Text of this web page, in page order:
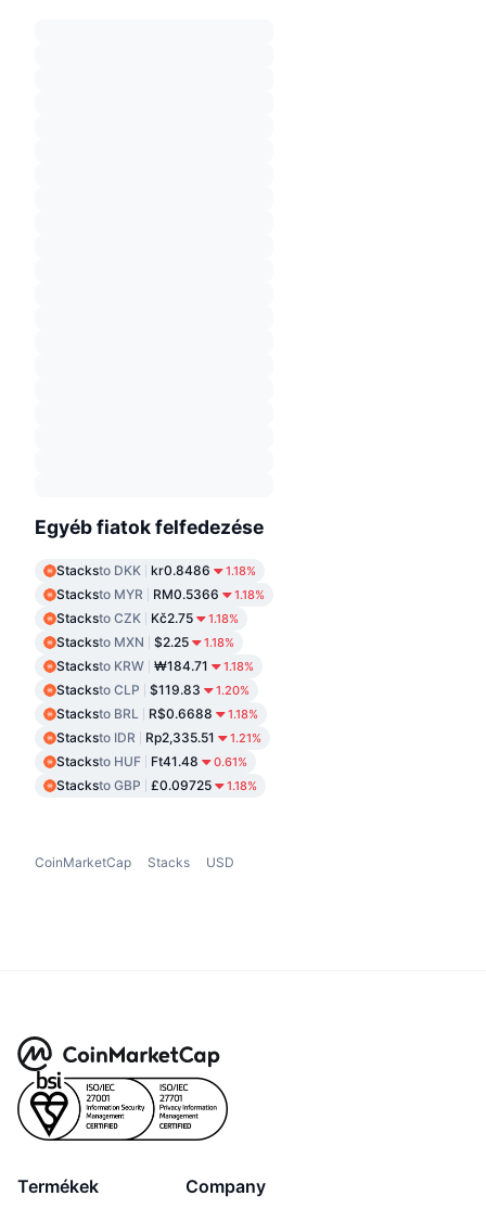
Egyéb fiatok felfedezése
Stacksto DKK kr0.8486 1.18%
Stacksto MYR RM0.5366 1.18%
Stacksto CZK Kč2.75 1.18%
Stacksto MXN $2.25 1.18%
Stacksto KRW ₩184.71 1.18%
Stacksto CLP $119.83 1.20%
Stacksto BRL R$0.6688 1.18%
Stacksto IDR Rp2,335.51 1.21%
Stacksto HUF Ft41.48 0.61%
Stacksto GBP £0.09725 1.18%
CoinMarketCap Stacks USD
Termékek Company